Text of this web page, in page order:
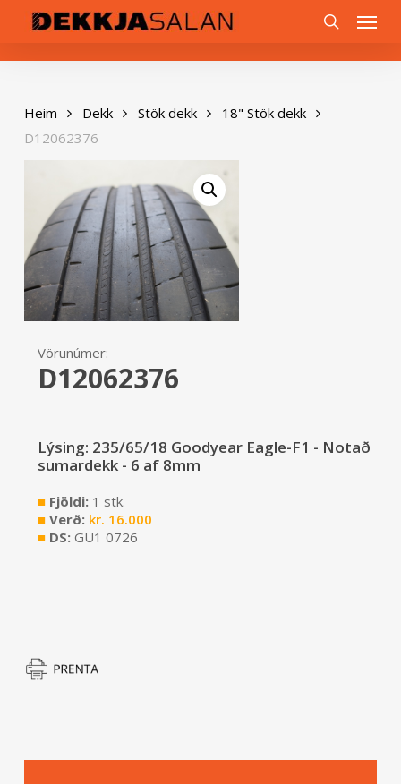
content
Menu
Heim Dekk Stök dekk
18" Stök dekk
D12062376
Vörunúmer:
D12062376
Lýsing: 235/65/18 Goodyear Eagle-F1 - Notað
sumardekk - 6 af 8mm
■Fjöldi: 1 stk.
■Verð: kr. 16.000
■DS: GU1 0726